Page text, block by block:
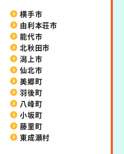
横手市
由利本荘市
能代市
北秋田市
潟上市
仙北市
美郷町
羽後町
八峰町
小坂町
藤里町
東成瀬村